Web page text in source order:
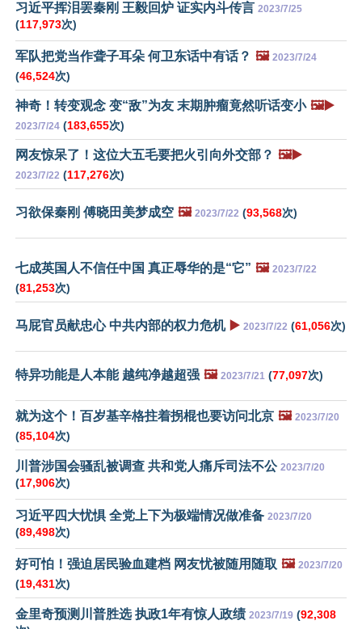
习近平挥泪罢秦刚 王毅回炉 证实内斗传言 2023/7/25
(117,973次)
军队把党当作聋子耳朵 何卫东话中有话？ 🖼️ 2023/7/24
(46,524次)
神奇！转变观念 变“敌”为友 末期肿瘤竟然听话变小 🖼️▶️
2023/7/24 (183,655次)
网友惊呆了！这位大五毛要把火引向外交部？ 🖼️▶️
2023/7/22 (117,276次)
习欲保秦刚 傅晓田美梦成空 🖼️ 2023/7/22 (93,568次)
七成英国人不信任中国 真正辱华的是“它” 🖼️ 2023/7/22
(81,253次)
马屁官员献忠心 中共内部的权力危机 ▶️ 2023/7/22 (61,056次)
特异功能是人本能 越纯净越超强 🖼️ 2023/7/21 (77,097次)
就为这个！百岁基辛格拄着拐棍也要访问北京 🖼️ 2023/7/20
(85,104次)
川普涉国会骚乱被调查 共和党人痛斥司法不公 2023/7/20
(17,906次)
习近平四大忧惧 全党上下为极端情况做准备 2023/7/20
(89,498次)
好可怕！强迫居民验血建档 网友忧被随用随取 🖼️ 2023/7/20
(19,431次)
金里奇预测川普胜选 执政1年有惊人政绩 2023/7/19 (92,308